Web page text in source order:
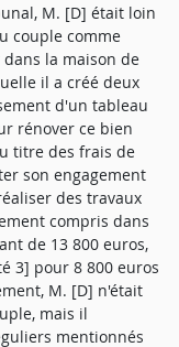
M. [D] était loin
couple comme
la maison de
il a créé deux
d'un tableau
rénover ce bien
titre des frais de
son engagement
des travaux
compris dans
de 13 800 euros,
3] pour 8 800 euros
M. [D] n'était
mais il
mentionnés